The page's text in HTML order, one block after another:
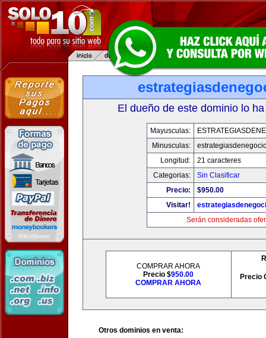
El dueño de este dominio lo
Mayusculas:
Minusculas:
Longitud:
21 caracteres
Categorias:
Sin Clasificar
Precio:
$950.00
Visitar!
Serán consideradas
COMPRAR AHORA
Precio $950.00
COMPRAR AHORA
Precio
Otros dominios en venta: